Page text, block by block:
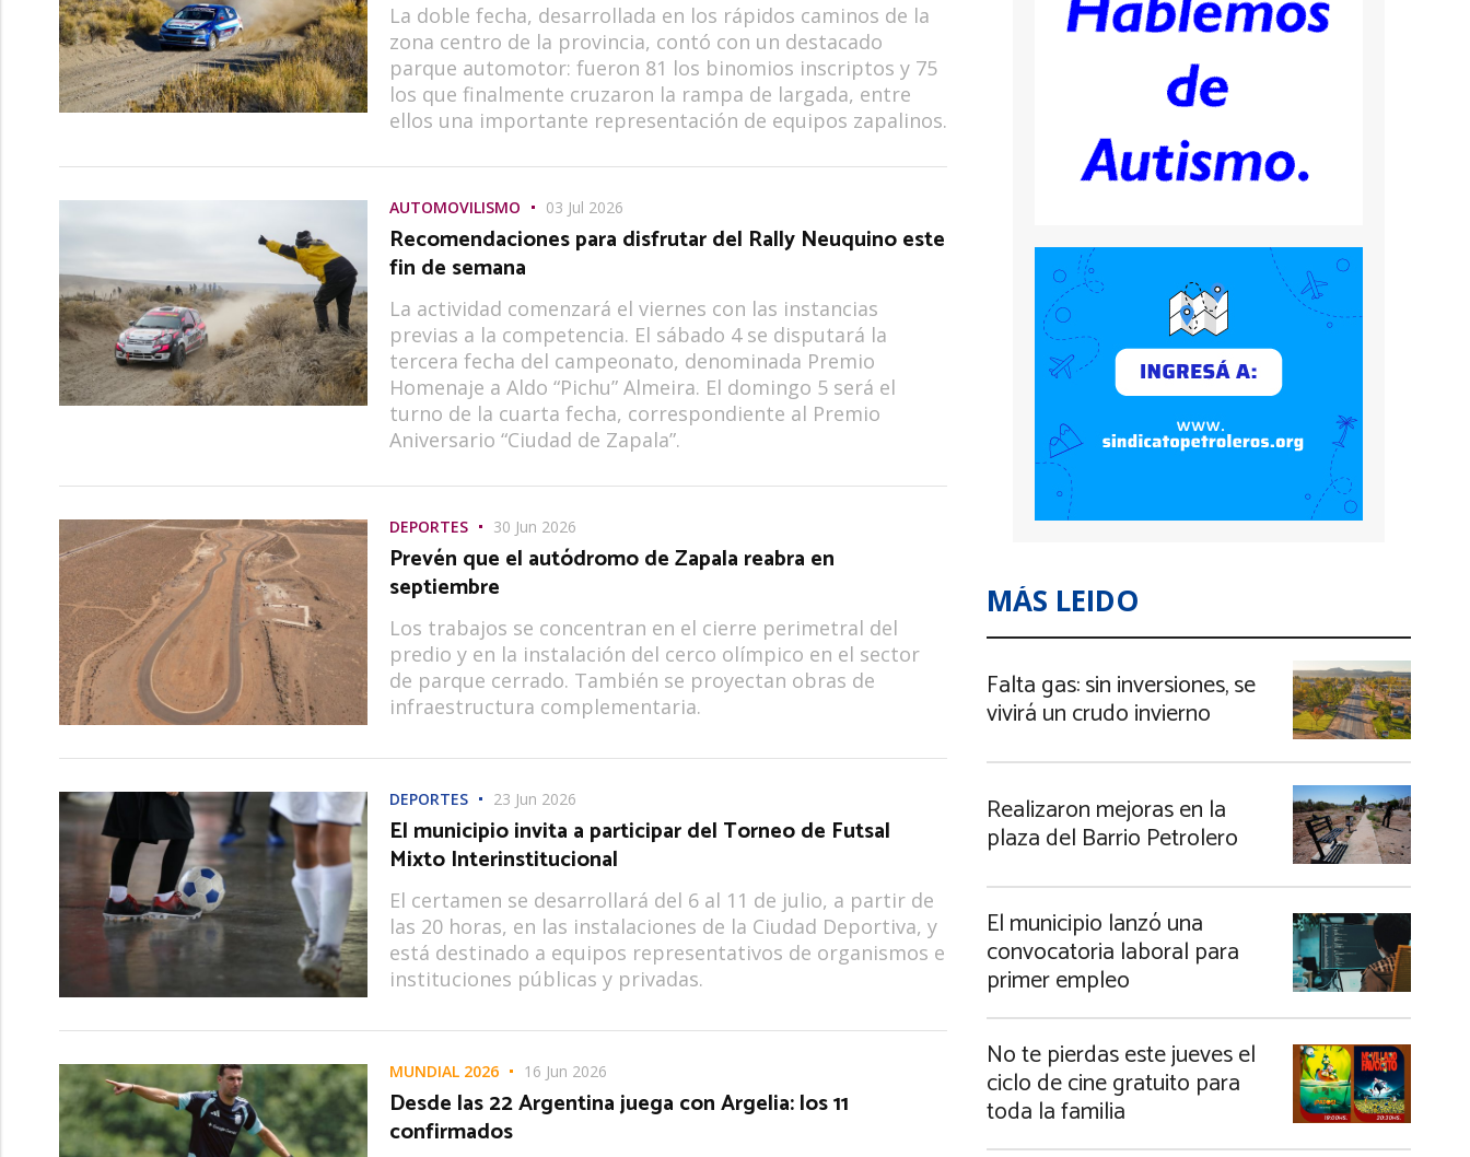
La doble fecha, desarrollada en los rápidos caminos de la
zona centro de la provincia, contó con un destacado
parque automotor: fueron 81 los binomios inscriptos y 75
los que finalmente cruzaron la rampa de largada, entre
ellos una importante representación de equipos zapalinos.
AUTOMOVILISMO 03 Jul 2026
Recomendaciones para disfrutar del Rally Neuquino este
fin de semana
La actividad comenzará el viernes con las instancias
previas a la competencia. El sábado 4 se disputará la
tercera fecha del campeonato, denominada Premio
Homenaje a Aldo “Pichu” Almeira. El domingo 5 será el
turno de la cuarta fecha, correspondiente al Premio
Aniversario “Ciudad de Zapala”.
DEPORTES 30 Jun 2026
Prevén que el autódromo de Zapala reabra en
septiembre
Los trabajos se concentran en el cierre perimetral del
predio y en la instalación del cerco olímpico en el sector
de parque cerrado. También se proyectan obras de
infraestructura complementaria.
DEPORTES 23 Jun 2026
El municipio invita a participar del Torneo de Futsal
Mixto Interinstitucional
El certamen se desarrollará del 6 al 11 de julio, a partir de
las 20 horas, en las instalaciones de la Ciudad Deportiva, y
está destinado a equipos representativos de organismos e
instituciones públicas y privadas.
MUNDIAL 2026 16 Jun 2026
Desde las 22 Argentina juega con Argelia: los 11
confirmados
MÁS LEIDO
Falta gas: sin inversiones, se
vivirá un crudo invierno
Realizaron mejoras en la
plaza del Barrio Petrolero
El municipio lanzó una
convocatoria laboral para
primer empleo
No te pierdas este jueves el
ciclo de cine gratuito para
toda la familia